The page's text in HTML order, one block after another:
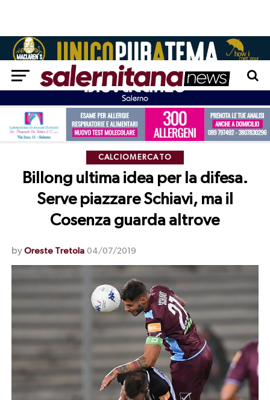
CALCIOMERCATO
Billong ultima idea per la difesa.
Serve piazzare Schiavi, ma il
Cosenza guarda altrove
by Oreste Tretola 04/07/2019